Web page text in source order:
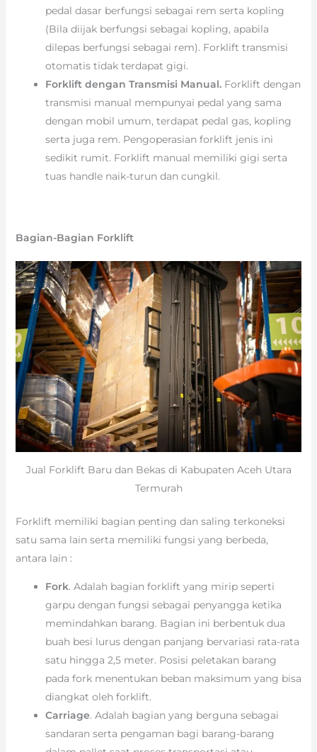
pedal dasar berfungsi sebagai rem serta kopling
(Bila diijak berfungsi sebagai kopling, apabila
dilepas berfungsi sebagai rem). Forklift transmisi
otomatis tidak terdapat gigi.
Forklift dengan Transmisi Manual.Forklift dengan
transmisi manual mempunyai pedal yang sama
dengan mobil umum, terdapat pedal gas, kopling
serta juga rem. Pengoperasian forklift jenis ini
sedikit rumit. Forklift manual memiliki gigi serta
tuas handle naik-turun dan cungkil.
Bagian-Bagian Forklift
Jual Forklift Baru dan Bekas di Kabupaten Aceh Utara
Termurah
Forklift memiliki bagian penting dan saling terkoneksi
satu sama lain serta memiliki fungsi yang berbeda,
antara lain :
Fork. Adalah bagian forklift yang mirip seperti
garpu dengan fungsi sebagai penyangga ketika
memindahkan barang. Bagian ini berbentuk dua
buah besi lurus dengan panjang bervariasi rata-rata
satu hingga 2,5 meter. Posisi peletakan barang
pada fork menentukan beban maksimum yang bisa
diangkat oleh forklift.
Carriage. Adalah bagian yang berguna sebagai
sandaran serta pengaman bagi barang-barang